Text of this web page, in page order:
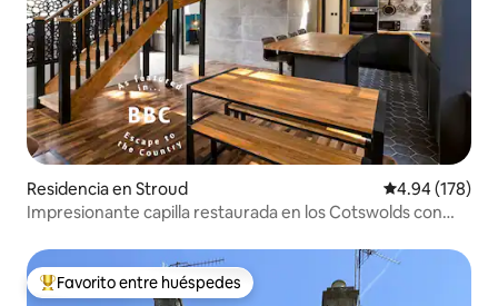
Residencia en Stroud Calificación
4.94 (178)
Impresionante capilla restaurada en los Cotswolds con
De los mejores en Favorito entre huéspedes
Favorito entre huéspedes